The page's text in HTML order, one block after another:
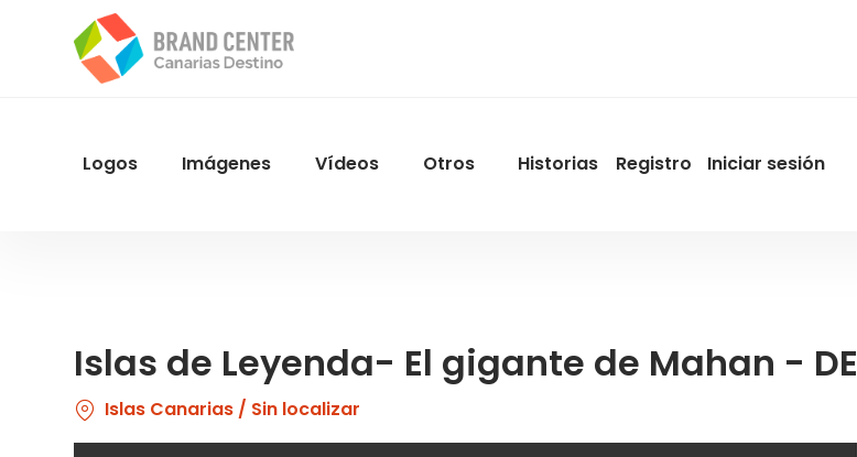
contenido
Menu
Logos Imágenes Vídeos Otros Historias
User
Registro Iniciar sesión
Islas de Leyenda- El gigante de Mahan - DE
Islas Canarias / Sin localizar